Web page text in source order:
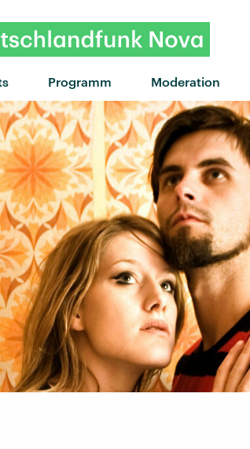
Programm Moderation
"Every color" von Louis the child